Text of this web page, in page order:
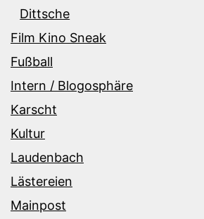
Dittsche
Film Kino Sneak
Fußball
Intern / Blogosphäre
Karscht
Kultur
Laudenbach
Lästereien
Mainpost